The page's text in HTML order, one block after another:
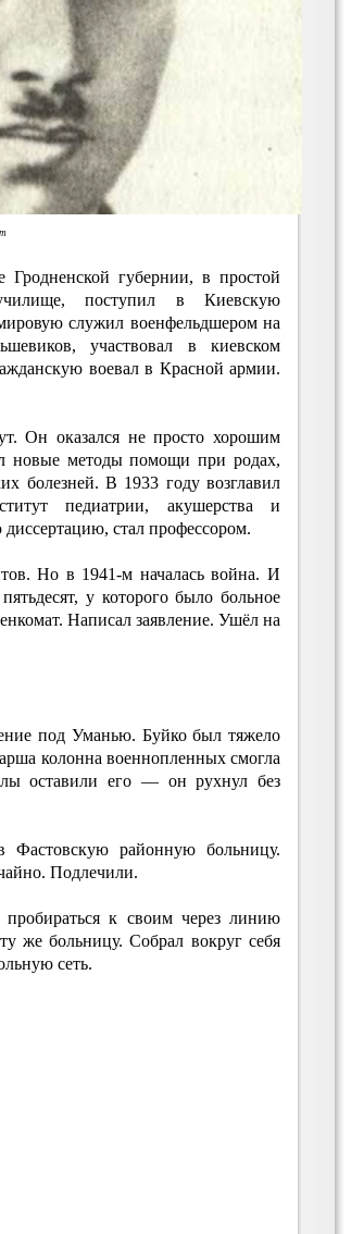
губернии, в простой
поступил в Киевскую
служил военфельдшером на
участвовал в киевском
воевал в Красной армии.
Он оказался не просто хорошим
новые методы помощи при родах,
болезней. В 1933 году возглавил
педиатрии, акушерства и
стал профессором.
Но в 1941-м началась война. И
у которого было больное
Написал заявление. Ушёл на
под Уманью. Буйко был тяжело
колонна военнопленных смогла
оставили его — он рухнул без
районную больницу.
Подлечили.
к своим через линию
же больницу. Собрал вокруг себя
сеть.